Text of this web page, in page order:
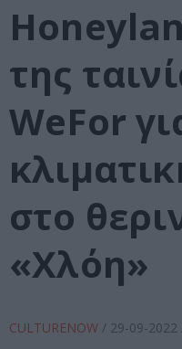
της
WeFor
στο
«Χλόη»
CULTURENOW / 29-09-2022